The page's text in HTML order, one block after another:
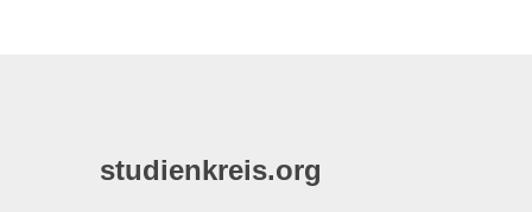
studienkreis.org